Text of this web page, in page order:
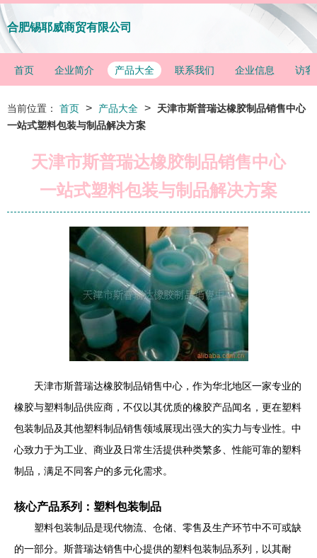
合肥锡耶威商贸有限公司
首页 企业简介 产品大全 联系我们 企业信息 访客
当前位置： 首页 > 产品大全 >
天津市斯普瑞达橡胶制品销售中心
一站式塑料包装与制品解决方案
天津市斯普瑞达橡胶制品销售中心
一站式塑料包装与制品解决方案
天津市斯普瑞达橡胶制品销售中心，作为华北地区一家专业的
橡胶与塑料制品供应商，不仅以其优质的橡胶产品闻名，更在塑料
包装制品及其他塑料制品销售领域展现出强大的实力与专业性。中
心致力于为工业、商业及日常生活提供种类繁多、性能可靠的塑料
制品，满足不同客户的多元化需求。
核心产品系列：塑料包装制品
塑料包装制品是现代物流、仓储、零售及生产环节中不可或缺
的一部分。斯普瑞达销售中心提供的塑料包装制品系列，以其耐